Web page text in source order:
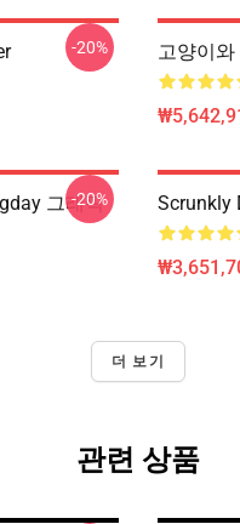
-20% 고양이와
그래픽
-20% Scrunkly
더 보기
관련 상품